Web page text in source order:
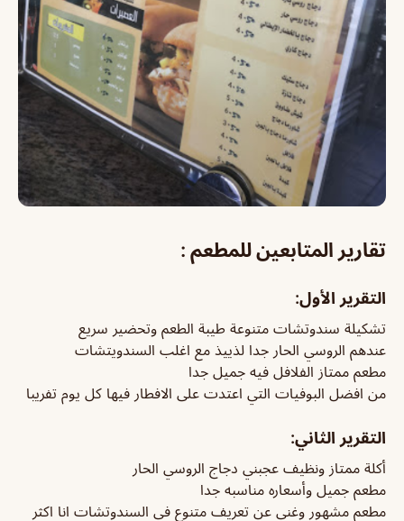
تقارير المتابعين للمطعم :
التقرير الأول:
تشكيلة سندوتشات متنوعة طيبة الطعم وتحضير سريع
عندهم الروسي الحار جدا لذييذ مع اغلب السندويتشات
مطعم ممتاز الفلافل فيه جميل جدا
من افضل البوفيات التي اعتدت على الافطار فيها كل يوم تفريبا
التقرير الثاني:
أكلة ممتاز ونظيف عجبني دجاج الروسي الحار
مطعم جميل وأسعاره مناسبه جدا
مطعم مشهور وغني عن تعريف متنوع في السندوتشات انا اكثر